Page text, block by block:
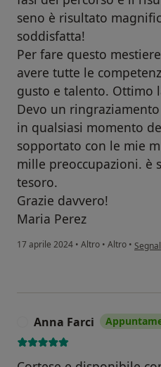
seno è risultato
soddisfatta!
Per fare questo
avere tutte le
gusto e talento. Ottimo
Devo un
in qualsiasi momento
sopportato con le mie
mille preoccupazioni. è
tesoro.
Grazie davvero!
Maria Perez
17 aprile 2024 • Altro • Altro •
Anna Farci